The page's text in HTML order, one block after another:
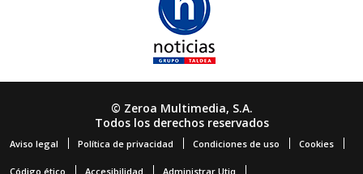
© Zeroa Multimedia, S.A.
Todos los derechos reservados
Aviso legal Política de privacidad Condiciones de uso Cookies
Código ético Accesibilidad Administrar Utiq